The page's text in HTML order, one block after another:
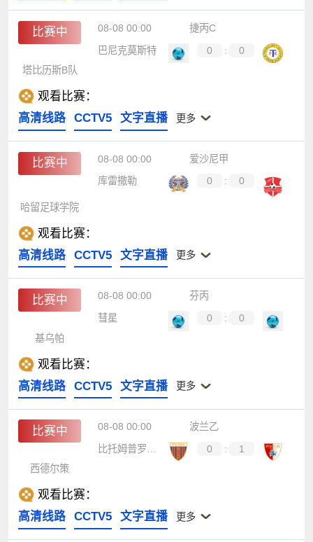
比赛中 08-08 00:00
捷丙C
巴尼克莫斯特
0 :
0
塔比历斯B队
观看比赛：
高清线路
CCTV5 文字直播 更多
比赛中 08-08 00:00
爱沙尼甲
库雷撒勒
0 : 0
哈留足球学院
观看比赛：
高清线路
CCTV5 文字直播 更多
比赛中 08-08 00:00
芬丙
彗星
0 :
0
基乌帕
观看比赛：
高清线路
CCTV5 文字直播 更多
比赛中 08-08 00:00
波兰乙
0 :
1
西德尔策
观看比赛：
高清线路
CCTV5 文字直播 更多